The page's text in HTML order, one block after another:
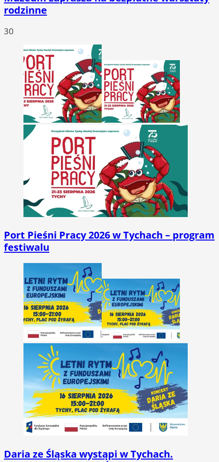
rodzinne
30
Port Pieśni Pracy 2026 w Tychach – program
festiwalu
Daria ze Śląska wystąpi w Tychach.